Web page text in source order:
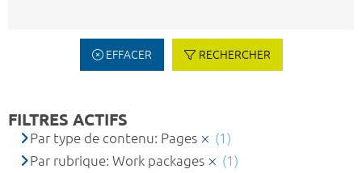
EFFACER RECHERCHER
FILTRES ACTIFS
Par type de contenu: Pages
(1)
Par rubrique: Work packages
(1)